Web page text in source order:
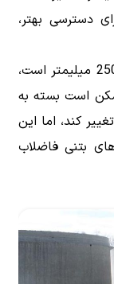
دسترسی بهتر،
ضخامت دیواره‌ها معمولاً بین 150 تا 250 میلیمتر است،
است بسته به
کند، اما این
بتنی فاضلاب